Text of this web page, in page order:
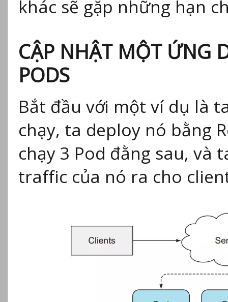
khác sẽ gặp những hạn
CẬP NHẬT MỘT ỨNG
PODS
Bắt đầu với một ví dụ là
chạy, ta deploy nó bằng
chạy 3 Pod đằng sau, và
traffic của nó ra cho